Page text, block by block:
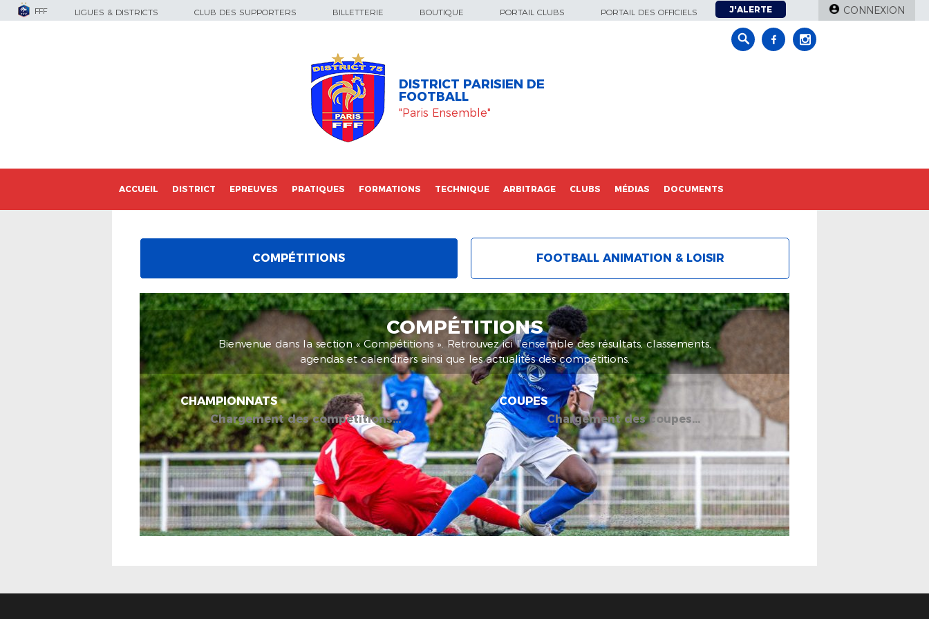
FFF LIGUES & DISTRICTS CLUB DES SUPPORTERS BILLETTERIE BOUTIQUE PORTAIL CLUBS PORTAIL DES OFFICIELS J'ALERTE CONNEXION
DISTRICT PARISIEN DE
FOOTBALL
"Paris Ensemble"
ACCUEIL DISTRICT EPREUVES PRATIQUES FORMATIONS TECHNIQUE ARBITRAGE CLUBS MÉDIAS DOCUMENTS
COMPÉTITIONS FOOTBALL ANIMATION & LOISIR
COMPÉTITIONS
Bienvenue dans la section « Compétitions ». Retrouvez ici l’ensemble des résultats, classements,
agendas et calendriers ainsi que les actualités des compétitions.
CHAMPIONNATS
Chargement des compétitions...
COUPES
Chargement des coupes...